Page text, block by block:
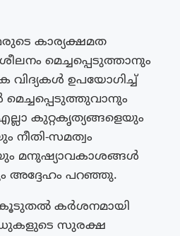
കാര്യക്ഷമത
മെച്ചപ്പെടുത്താനും
ഉപയോഗിച്ച്
കുറ്റകൃത്യങ്ങളെയും
നീതി-സമത്വം
മനുഷ്യാവകാശങ്ങൾ
അദ്ദേഹം പറഞ്ഞു.
കൂടുതൽ കർശനമായി
സുരക്ഷ